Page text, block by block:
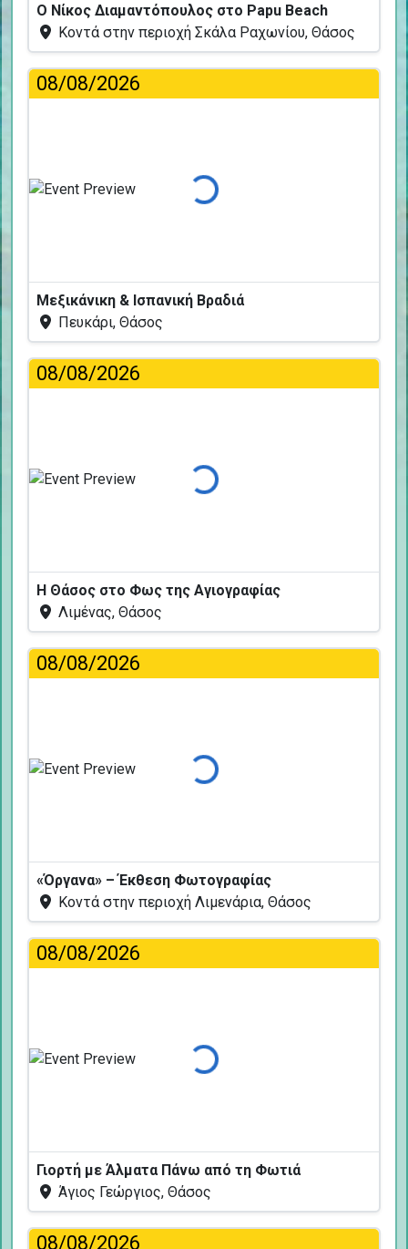
Ο Νίκος Διαμαντόπουλος στο Papu Beach
Κοντά στην περιοχή Σκάλα Ραχωνίου, Θάσος
08/08/2026
Φόρτωση...
Μεξικάνικη & Ισπανική Βραδιά
Πευκάρι, Θάσος
08/08/2026
Φόρτωση...
Η Θάσος στο Φως της Αγιογραφίας
Λιμένας, Θάσος
08/08/2026
Φόρτωση...
«Όργανα» – Έκθεση Φωτογραφίας
Κοντά στην περιοχή Λιμενάρια, Θάσος
08/08/2026
Φόρτωση...
Γιορτή με Άλματα Πάνω από τη Φωτιά
Άγιος Γεώργιος, Θάσος
08/08/2026